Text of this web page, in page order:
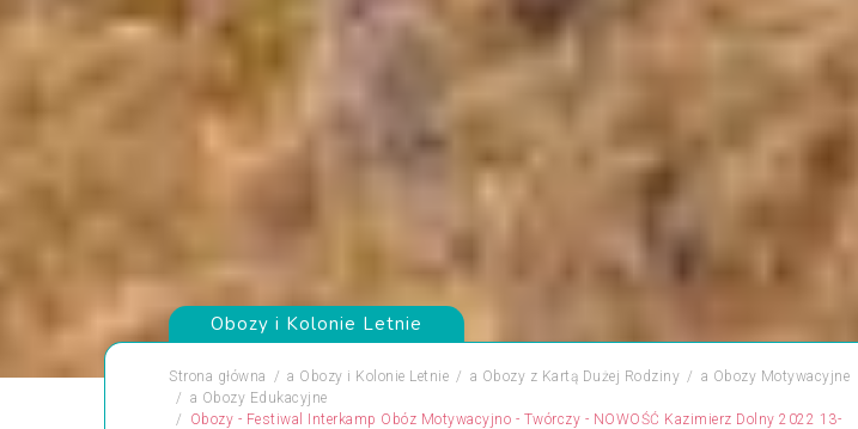
Obozy i Kolonie Letnie
Strona główna a Obozy i Kolonie Letnie a Obozy z Kartą Dużej Rodziny a Obozy Motywacyjne
a Obozy Edukacyjne
Obozy - Festiwal Interkamp Obóz Motywacyjno - Twórczy - NOWOŚĆ Kazimierz Dolny 2022 13-